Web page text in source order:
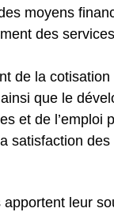
moyens
des
de la
que le
et de l’emploi
satisfaction
leur